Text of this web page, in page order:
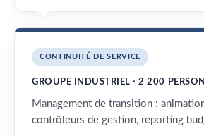
CONTINUITÉ DE SERVICE
GROUPE INDUSTRIEL · 2 200
Management de transition :
contrôleurs de gestion, reporting